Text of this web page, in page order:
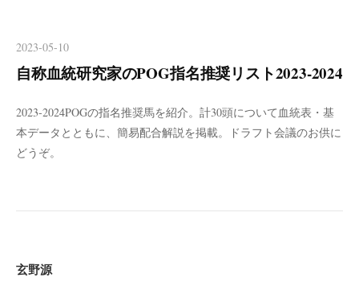
ッ
プ
2023-05-10
自称血統研究家のPOG指名推奨リスト2023-2024
2023-2024POGの指名推奨馬を紹介。計30頭について血統表・基
本データとともに、簡易配合解説を掲載。ドラフト会議のお供に
どうぞ。
玄野源